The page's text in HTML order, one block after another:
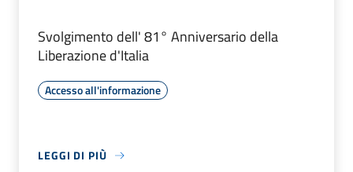
Svolgimento dell' 81° Anniversario della
Liberazione d'Italia
Accesso all'informazione
LEGGI DI PIÙ